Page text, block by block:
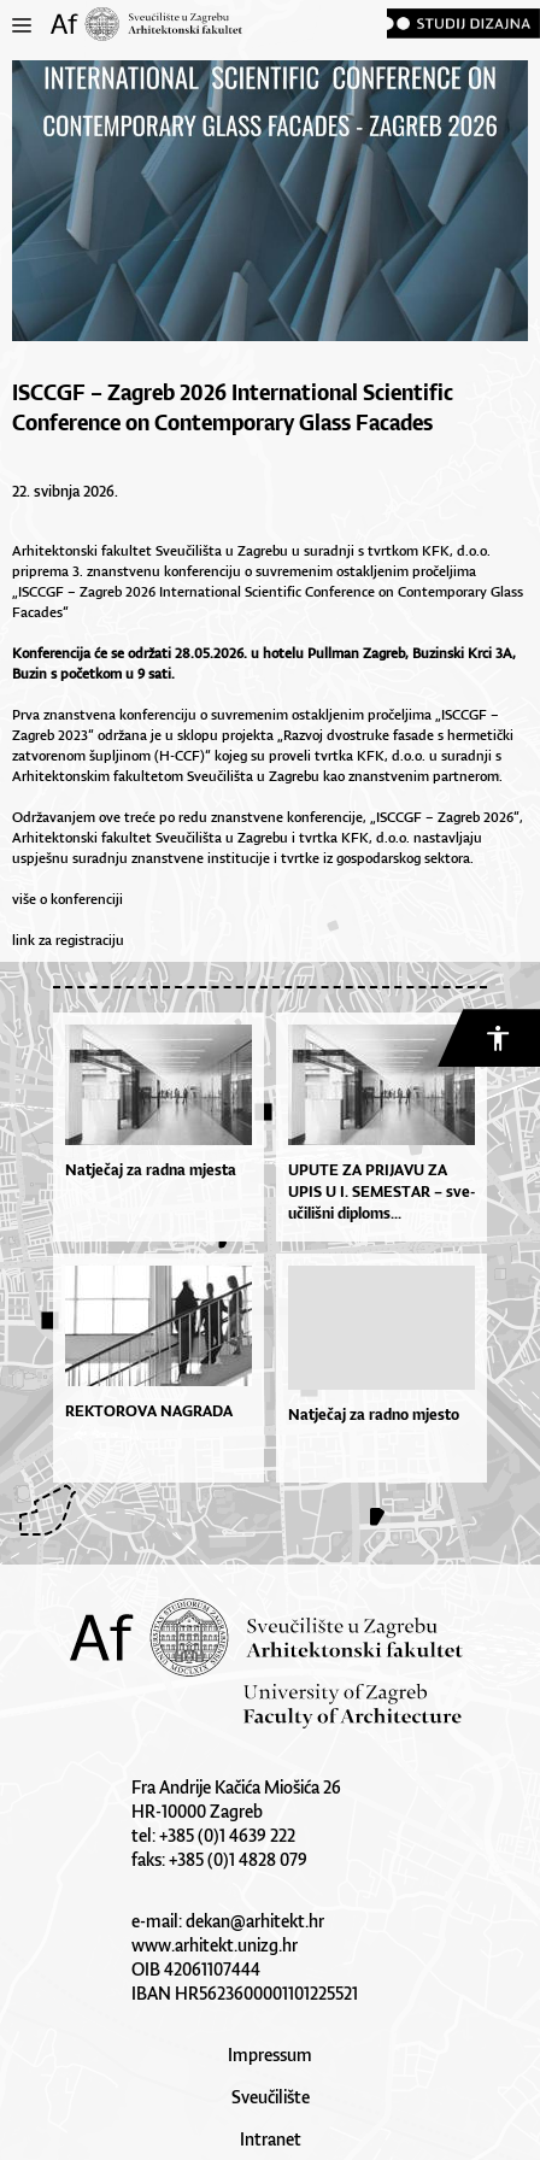
ISCCGF – Zagreb 2026 International Scientific
Conference on Contemporary Glass Facades
22. svibnja 2026.
Arhitektonski fakultet Sveučilišta u Zagrebu u suradnji s tvrtkom KFK, d.o.o.
priprema 3. znanstvenu konferenciju o suvremenim ostakljenim pročeljima
„ISCCGF – Zagreb 2026 International Scientific Conference on Contemporary Glass
Facades“
Konferencija će se održati 28.05.2026. u hotelu Pullman Zagreb, Buzinski Krci 3A,
Buzin s početkom u 9 sati.
Prva znanstvena konferenciju o suvremenim ostakljenim pročeljima „ISCCGF –
Zagreb 2023“ održana je u sklopu projekta „Razvoj dvostruke fasade s hermetički
zatvorenom šupljinom (H-CCF)“ kojeg su proveli tvrtka KFK, d.o.o. u suradnji s
Arhitektonskim fakultetom Sveučilišta u Zagrebu kao znanstvenim partnerom.
Održavanjem ove treće po redu znanstvene konferencije, „ISCCGF – Zagreb 2026“,
Arhitektonski fakultet Sveučilišta u Zagrebu i tvrtka KFK, d.o.o. nastavljaju
uspješnu suradnju znanstvene institucije i tvrtke iz gospodarskog sektora.
više o konferenciji
link za registraciju
Natječaj za radna mjesta
UPU­TE ZA PRI­JA­VU ZA
UPIS U I. SE­MES­TAR – sve­
u­či­liš­ni di­plo­ms...
REKTOROVA NAGRADA Natječaj za radno mjesto
Fra Andrije Kačića Miošića 26
HR-10000 Zagreb
tel: +385 (0)1 4639 222
faks: +385 (0)1 4828 079
e-mail:dekan@arhitekt.hr
www.arhitekt.unizg.hr
OIB 42061107444
IBAN HR5623600001101225521
Impressum
Sveučilište
Intranet